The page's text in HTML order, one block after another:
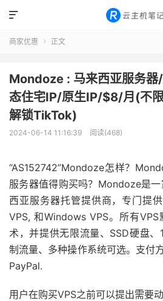

商家优惠  正文
Mondoze : 马来西亚服务
态住宅IP/原生IP/$8/月(不
解锁TikTok)
2024-06-14 11:16:39 阅读(468)
“AS152742”Mondoze怎样？
服务器值得购买吗？Mondoze是
西亚服务器托管提供商，专门提
VPS, 和Windows VPS。所有
术，并提供无限流量、SSD硬盘
制流量、多种操作系统可选。支付
PayPal.
用户在购买VPS之前可以提出需要